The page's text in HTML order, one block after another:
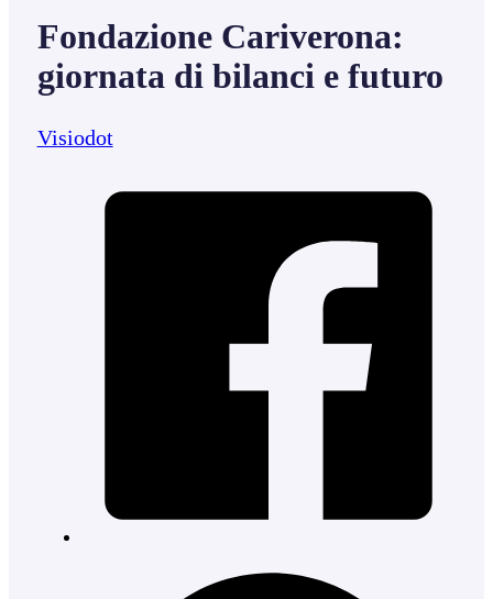
Fondazione Cariverona:
giornata di bilanci e futuro
Visiodot